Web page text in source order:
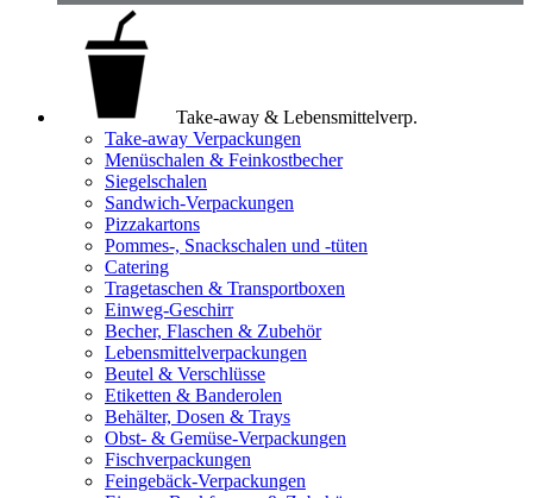
Take-away & Lebensmittelverp.
Take-away Verpackungen
Menüschalen & Feinkostbecher
Siegelschalen
Sandwich-Verpackungen
Pizzakartons
Pommes-, Snackschalen und -tüten
Catering
Tragetaschen & Transportboxen
Einweg-Geschirr
Becher, Flaschen & Zubehör
Lebensmittelverpackungen
Beutel & Verschlüsse
Etiketten & Banderolen
Behälter, Dosen & Trays
Obst- & Gemüse-Verpackungen
Fischverpackungen
Feingebäck-Verpackungen